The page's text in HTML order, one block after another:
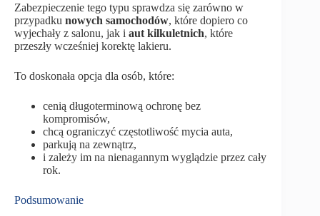
Zabezpieczenie tego typu sprawdza się zarówno w
przypadku nowych samochodów, które dopiero co
wyjechały z salonu, jak i aut kilkuletnich, które
przeszły wcześniej korektę lakieru.
To doskonała opcja dla osób, które:
cenią długoterminową ochronę bez
kompromisów,
chcą ograniczyć częstotliwość mycia auta,
parkują na zewnątrz,
i zależy im na nienagannym wyglądzie przez cały
rok.
Podsumowanie